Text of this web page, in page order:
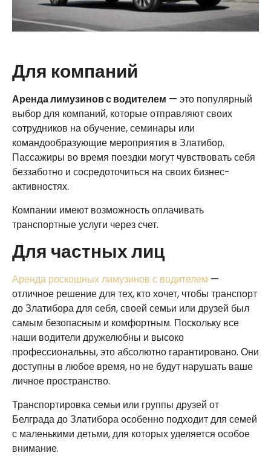
Для компаний
Аренда лимузинов с водителем — это популярный
выбор для компаний, которые отправляют своих
сотрудников на обучение, семинары или
командообразующие мероприятия в Златибор.
Пассажиры во время поездки могут чувствовать себя
беззаботно и сосредоточиться на своих бизнес-
активностях.
Компании имеют возможность оплачивать
транспортные услуги через счет.
Для частных лиц
Аренда роскошных лимузинов с водителем —
отличное решение для тех, кто хочет, чтобы транспорт
до Златибора для себя, своей семьи или друзей был
самым безопасным и комфортным. Поскольку все
наши водители дружелюбны и высоко
профессиональны, это абсолютно гарантировано. Они
доступны в любое время, но не будут нарушать ваше
личное пространство.
Транспортировка семьи или группы друзей от
Белграда до Златибора особенно подходит для семей
с маленькими детьми, для которых уделяется особое
внимание.